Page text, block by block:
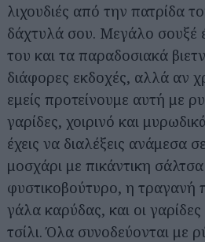
λιχουδιές από την πατρίδα
δάχτυλά σου. Μεγάλο σουξέ
του και τα παραδοσιακά
διάφορες εκδοχές, αλλά αν
εμείς προτείνουμε αυτή με
γαρίδες, χοιρινό και
έχεις να διαλέξεις ανάμεσα
μοσχάρι με πικάντικη
φυστικοβούτυρο, η τραγανή
γάλα καρύδας, και οι
τσίλι. Όλα συνοδεύονται με